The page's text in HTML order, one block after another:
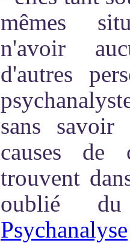
mêmes
n'avoir
d'autres
sans
causes de
trouvent
oublié
Psychanalyse